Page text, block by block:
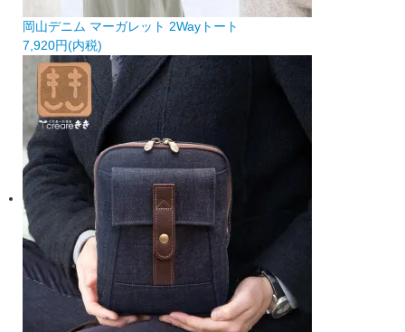
岡山デニム マーガレット 2Wayトート
7,920円(内税)